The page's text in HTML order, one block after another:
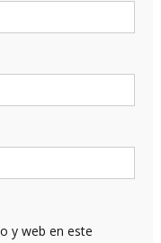
y web en este